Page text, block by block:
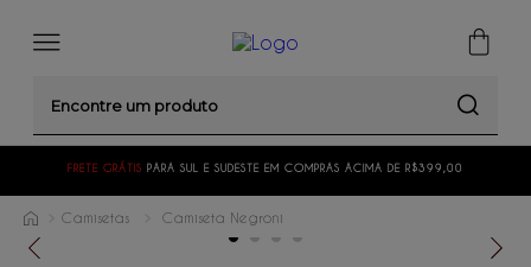
FRETE GRÁTIS PARA SUL E SUDESTE EM COMPRAS ACIMA DE R$399,00
Camisetas Camiseta Negroni